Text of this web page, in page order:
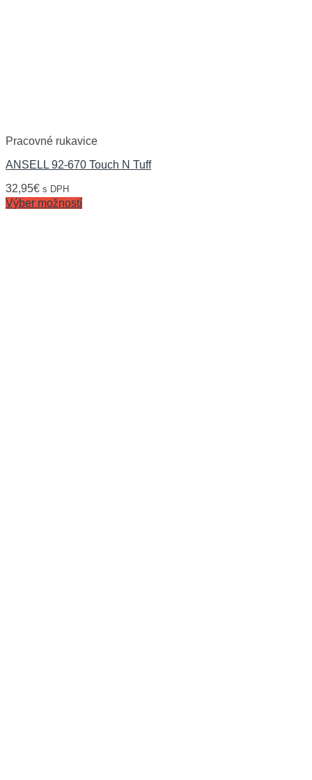
Pracovné rukavice
ANSELL 92-670 Touch N Tuff
32,95€ s DPH
Výber možností